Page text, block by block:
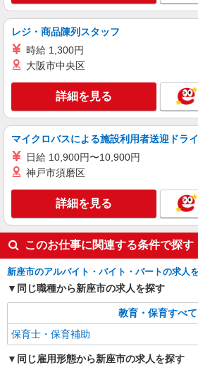
時給：1,450円〜1,550円 ※経験・能力
(規定あり) ※交通費全額支給 ※年次有給休暇あり
希望休の調整や曜日固定の
キープ
セントスタッフ株式会社 大宮支店（13576)
保育士
時給：1,450円〜
異なります。 ※交通費
※産休育休あり ※退職
希望休の調整や曜日固定の
幅は経験・能力による
レジ・商品陳列スタッフ
時給 1,300円
大阪市中央区
詳細を見る
マイクロバスによる施設利用者送迎ドラ
日給 10,900円〜10,900円
神戸市須磨区
詳細を見る
このお仕事に関連する条件で探す
新座市のアルバイト・バイト・パートの求人
同じ職種から新座市の求人を探す
教育・保育すべて
保育士・保育補助
同じ雇用形態から新座市の求人を探す